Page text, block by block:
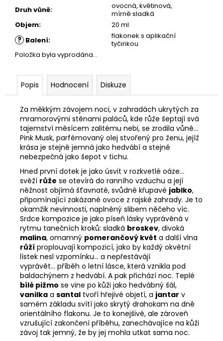
Druh vůně:
ovocná, květinová,
mírně sladká
Objem: 20 ml
? Balení:
flakonek s aplikační
tyčinkou
Položka byla vyprodána…
Popis Hodnocení Diskuze
Za měkkým závojem noci, v zahradách ukrytých za
mramorovými stěnami paláců, kde růže šeptají svá
tajemství měsícem zalitému nebi, se zrodila vůně...
Pink Musk, parfémovaný olej stvořený pro ženu, jejíž
krása je stejně jemná jako hedvábí a stejně
nebezpečná jako šepot v tichu.
Hned první dotek je jako úsvit v rozkvetlé oáze...
svěží růže se otevírá do ranního vzduchu a její
něžnost objímá šťavnaté, svůdně křupavé jablko,
připomínající zakázané ovoce z rajské zahrady. Je to
okamžik nevinnosti, naplněný slibem něčeho víc.
Srdce kompozice je jako píseň lásky vyprávěná v
rytmu tanečních kroků: sladká broskev, divoká
malina, omamný pomerančový květ a další vlna
růží proplouvají kompozicí, jako by každý okvětní
lístek nesl vzpomínku... a nepřestávájí
vyprávět... příběh o letní lásce, která vznikla pod
baldachýnem z hedvábí. A pak přichází noc. Teplé
bílé pižmo se vine po kůži jako hedvábný šál,
vanilka a santal tvoří hřejivé objetí, a jantar v
samém základu svítí jako skrytý drahokam na dně
orientálního flakonu. Je to konejšivé, ale zároveň
vzrušující zakončení příběhu, zanechávajíce na kůži
závoj tak jemný, že by jej mohla utkat sama noc.
e
m
e